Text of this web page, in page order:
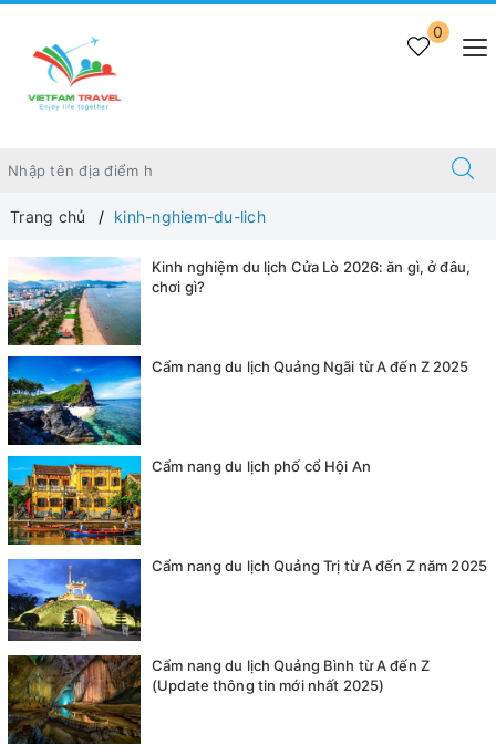
0
Trang chủ kinh-nghiem-du-lich
Kinh nghiệm du lịch Cửa Lò 2026: ăn gì, ở đâu,
chơi gì?
Cẩm nang du lịch Quảng Ngãi từ A đến Z 2025
Cẩm nang du lịch phố cổ Hội An
Cẩm nang du lịch Quảng Trị từ A đến Z năm 2025
Cẩm nang du lịch Quảng Bình từ A đến Z
(Update thông tin mới nhất 2025)